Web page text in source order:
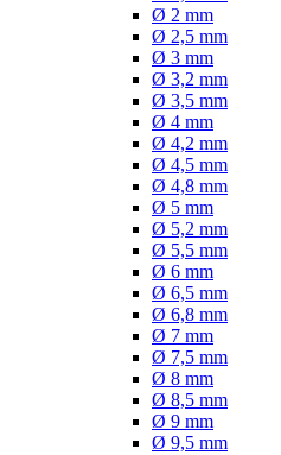
Ø 2 mm
Ø 2,5 mm
Ø 3 mm
Ø 3,2 mm
Ø 3,5 mm
Ø 4 mm
Ø 4,2 mm
Ø 4,5 mm
Ø 4,8 mm
Ø 5 mm
Ø 5,2 mm
Ø 5,5 mm
Ø 6 mm
Ø 6,5 mm
Ø 6,8 mm
Ø 7 mm
Ø 7,5 mm
Ø 8 mm
Ø 8,5 mm
Ø 9 mm
Ø 9,5 mm